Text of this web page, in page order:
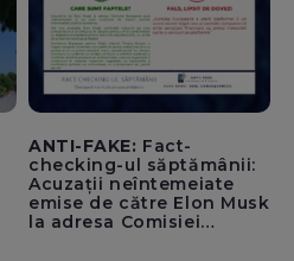
ANTI-FAKE: Fact-
checking-ul săptămânii:
Acuzații neîntemeiate
emise de către Elon Musk
la adresa Comisiei